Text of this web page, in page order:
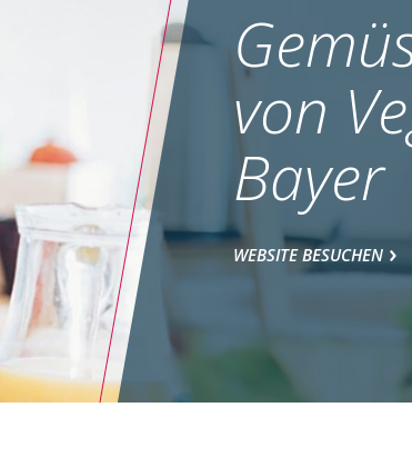
von
Bayer
WEBSITE BESUCHEN